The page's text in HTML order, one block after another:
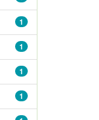
1
1
1
1